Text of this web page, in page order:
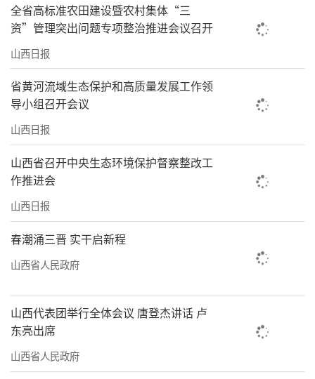
全省高标准农田建设暨农村集体“三
资”管理突出问题专项整治推进会议召开
山西日报
省黄河流域生态保护和高质量发展工作领
导小组召开会议
山西日报
山西省召开中央生态环境保护督察整改工
作推进会
山西日报
春潮涌三晋 实干启新程
山西省人民政府
山西代表团举行全体会议 唐登杰讲话 卢
东亮出席
山西省人民政府